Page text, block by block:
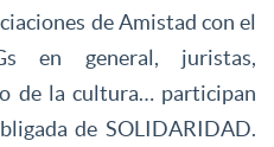
de Amistad con el
en general, juristas,
de la cultura… participan
de SOLIDARIDAD.